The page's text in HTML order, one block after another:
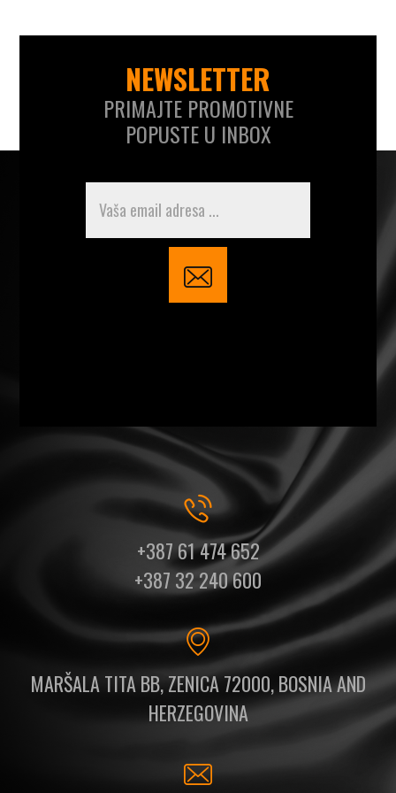
NEWSLETTER
PRIMAJTE PROMOTIVNE
POPUSTE U INBOX
+387 61 474 652
+387 32 240 600
MARŠALA TITA BB, ZENICA 72000, BOSNIA AND
HERZEGOVINA